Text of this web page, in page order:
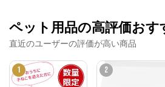
ペット用品の高評価お
直近のユーザーの評価が高い商品
1 2